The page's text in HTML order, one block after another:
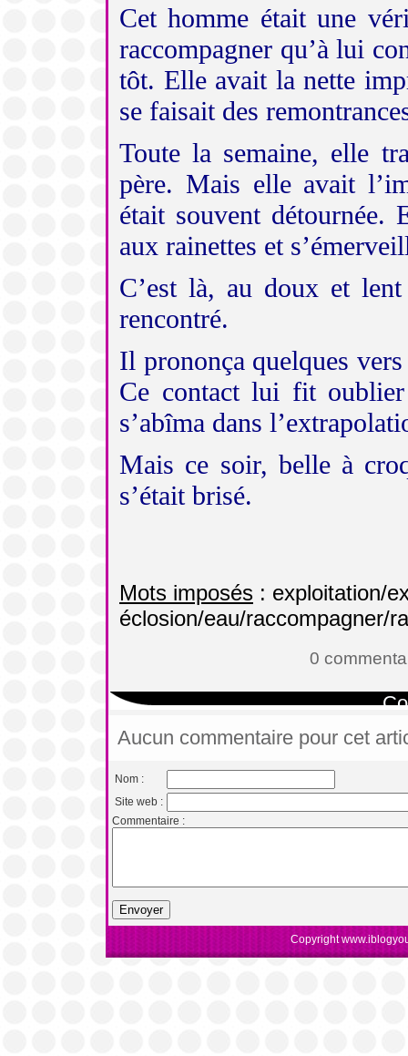
Cet homme était une
raccompagner qu’à lui
tôt. Elle avait la nette
se faisait des remontrance
Toute la semaine, elle
père. Mais elle avait
était souvent détournée.
aux rainettes et
C’est là, au doux et
rencontré.
Il prononça quelques
Ce contact lui fit
s’abîma dans l’
Mais ce soir, belle à
s’était brisé.
Mots imposés : exploitation/
éclosion/eau/raccompagner/
0
Aucun commentaire pour cet
Nom :
Site web :
Commentaire :
Copyright